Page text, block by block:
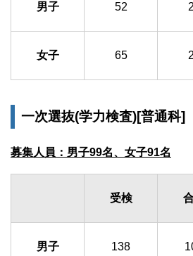
男子 52
女子 65
一次選抜(学力検査)[普通科]
募集人員：男子99名、女子91名
受検
男子 138